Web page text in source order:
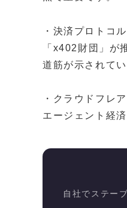
・決済プロトコ
「x402財団」が
道筋が示されてい
・クラウドフレ
エージェント経
自社でステー